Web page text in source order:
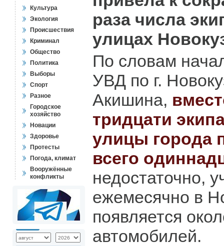
Культура
Экология
Происшествия
Криминал
Общество
Политика
Выборы
Спорт
Разное
Городское
хозяйство
Новации
Здоровье
Протесты
Погода, климат
Вооружённые
конфликты
раза числа
улицах
По словам
УВД по г.
Акишина,
тридцати
улицы города
всего
недостаточно,
ежемесячно в
появляется
автомобилей.